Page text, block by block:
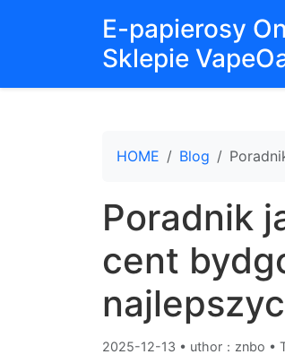
E-papierosy
Sklepie
HOME Blog
Poradnik
cent
2025-12-13 • uthor：znbo •